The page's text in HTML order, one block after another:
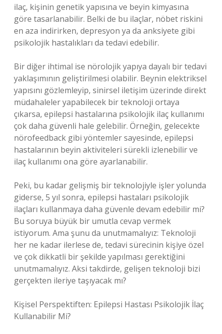
ilaç, kişinin genetik yapısına ve beyin kimyasına
göre tasarlanabilir. Belki de bu ilaçlar, nöbet riskini
en aza indirirken, depresyon ya da anksiyete gibi
psikolojik hastalıkları da tedavi edebilir.
Bir diğer ihtimal ise nörolojik yapıya dayalı bir tedavi
yaklaşımının geliştirilmesi olabilir. Beynin elektriksel
yapısını gözlemleyip, sinirsel iletişim üzerinde direkt
müdahaleler yapabilecek bir teknoloji ortaya
çıkarsa, epilepsi hastalarına psikolojik ilaç kullanımı
çok daha güvenli hale gelebilir. Örneğin, gelecekte
nörofeedback gibi yöntemler sayesinde, epilepsi
hastalarının beyin aktiviteleri sürekli izlenebilir ve
ilaç kullanımı ona göre ayarlanabilir.
Peki, bu kadar gelişmiş bir teknolojiyle işler yolunda
giderse, 5 yıl sonra, epilepsi hastaları psikolojik
ilaçları kullanmaya daha güvenle devam edebilir mi?
Bu soruya büyük bir umutla cevap vermek
istiyorum. Ama şunu da unutmamalıyız: Teknoloji
her ne kadar ilerlese de, tedavi sürecinin kişiye özel
ve çok dikkatli bir şekilde yapılması gerektiğini
unutmamalıyız. Aksi takdirde, gelişen teknoloji bizi
gerçekten ileriye taşıyacak mı?
Kişisel Perspektiften: Epilepsi Hastası Psikolojik İlaç
Kullanabilir Mi?